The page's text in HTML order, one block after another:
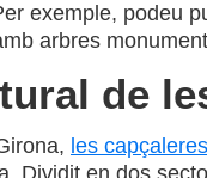
exemple, podeu
arbres
de
les
Dividit en dos